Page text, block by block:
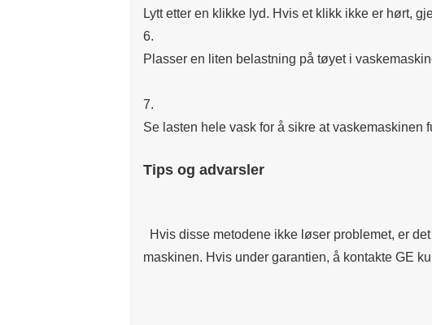
Lytt etter en klikke lyd. Hvis et klikk ikke er hørt,
6.
Plasser en liten belastning på tøyet i
7.
Se lasten hele vask for å sikre at vaskemaskinen
Tips og advarsler
Hvis disse metodene ikke løser problemet, er
maskinen. Hvis under garantien, å kontakte GE